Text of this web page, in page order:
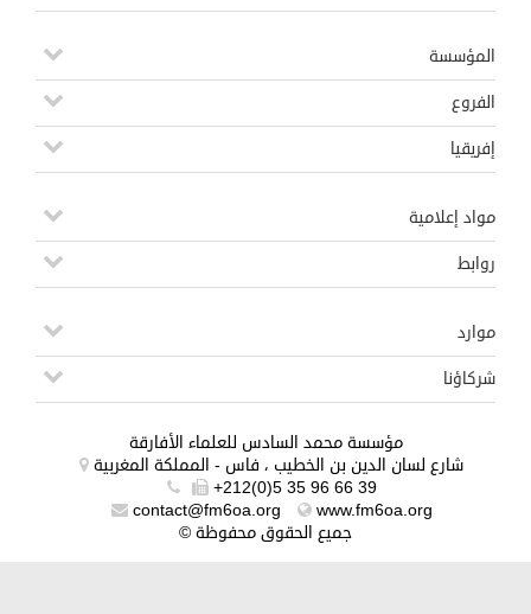
المؤسسة
الفروع
إفريقيا
مواد إعلامية
روابط
موارد
شركاؤنا
مؤسسة محمد السادس للعلماء الأفارقة
شارع لسان الدين بن الخطيب ، فاس - المملكة المغربية
+212(0)5 35 96 66 39
contact@fm6oa.org
www.fm6oa.org
© جميع الحقوق محفوظة